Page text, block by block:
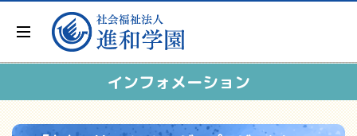
インフォメーション